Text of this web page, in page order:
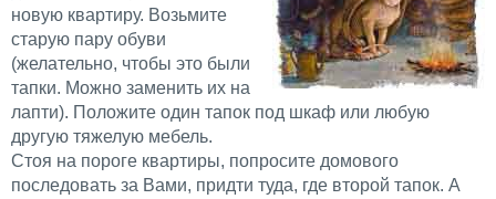
новую квартиру. Возьмите
старую пару обуви
(желательно, чтобы это были
тапки. Можно заменить их на
лапти). Положите один тапок под шкаф или любую
другую тяжелую мебель.
Стоя на пороге квартиры, попросите домового
последовать за Вами, придти туда, где второй тапок. А